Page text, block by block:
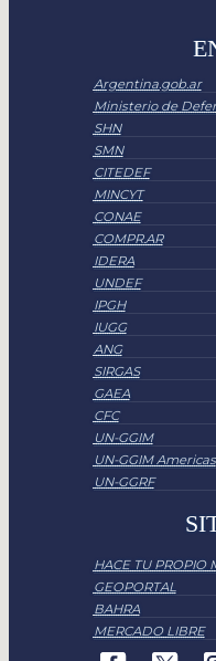
Argentina.gob.ar
Ministerio de
SHN
SMN
CITEDEF
MINCYT
CONAE
COMPR.AR
IDERA
UNDEF
IPGH
IUGG
ANG
SIRGAS
GAEA
CFC
UN-GGIM
UN-GGIM Americas
UN-GGRF
HACE TU PROPIO
GEOPORTAL
BAHRA
MERCADO LIBRE